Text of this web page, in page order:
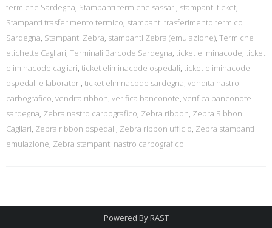
termiche Sardegna, Stampanti termiche sassari, stampanti ticket,
Stampanti trasferimento termico, stampanti trasferimento termico
Sardegna, Stampanti Zebra, stampanti Zebra (emulazione), Termiche
etichette Cagliari, Terminali Barcode Sardegna, ticket eliminacode, ticket
eliminacode cagliari, ticket eliminacode ospedali, ticket eliminacode
ospedali e laboratori, ticket elimnacode sardegna, vendita nastro
carbografico, vendita ribbon, verifica banconote, verifica banconote
sardegna, Zebra nastro carbografico, Zebra ribbon, Zebra Ribbon
Cagliari, Zebra ribbon ospedali, Zebra ribbon ufficio, Zebra stampanti
emulazione, Zebra stampanti nastro carbografico
Powered ByRAST